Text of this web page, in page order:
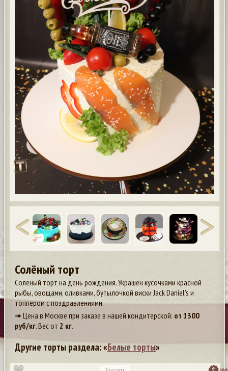
Солёный торт
Соленый торт на день рождения. Украшен кусочками красной
рыбы, овощами, оливками, бутылочкой виски Jack Daniel’s и
топпером с поздравлениями.
➠ Цена в Москве при заказе в нашей кондитерской: от 1300
руб/кг. Вес от 2 кг.
Другие торты раздела: «Белые торты»